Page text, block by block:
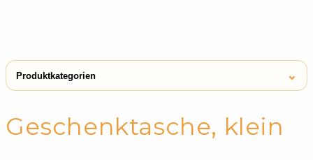
Produktkategorien ⌄
Papiertaschen Geschenktaschen
Geschenktasche, klein